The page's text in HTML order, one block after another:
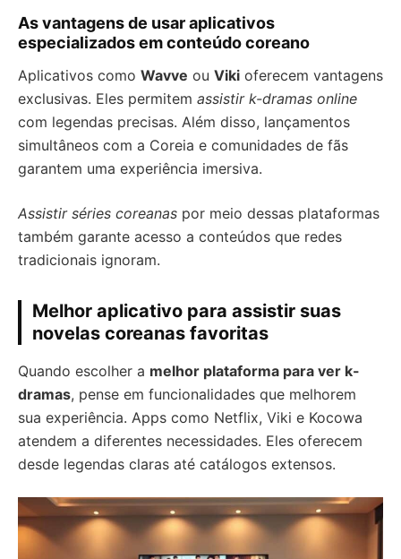
As vantagens de usar aplicativos
especializados em conteúdo coreano
Aplicativos como Wavve ou Viki oferecem vantagens
exclusivas. Eles permitem assistir k-dramas online
com legendas precisas. Além disso, lançamentos
simultâneos com a Coreia e comunidades de fãs
garantem uma experiência imersiva.
Assistir séries coreanas por meio dessas plataformas
também garante acesso a conteúdos que redes
tradicionais ignoram.
Melhor aplicativo para assistir suas
novelas coreanas favoritas
Quando escolher a melhor plataforma para ver k-
dramas, pense em funcionalidades que melhorem
sua experiência. Apps como Netflix, Viki e Kocowa
atendem a diferentes necessidades. Eles oferecem
desde legendas claras até catálogos extensos.